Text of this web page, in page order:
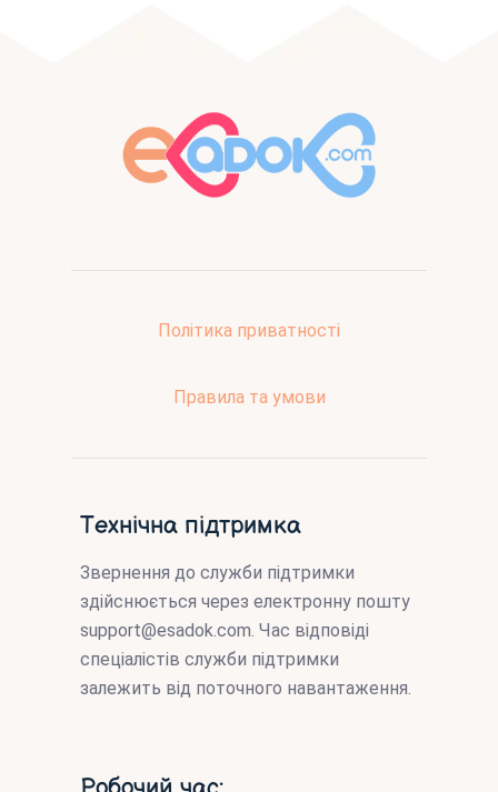
Політика приватності
Правила та умови
Технічна підтримка
Звернення до служби підтримки
здійснюється через електронну пошту
support@esadok.com. Час відповіді
спеціалістів служби підтримки
залежить від поточного навантаження.